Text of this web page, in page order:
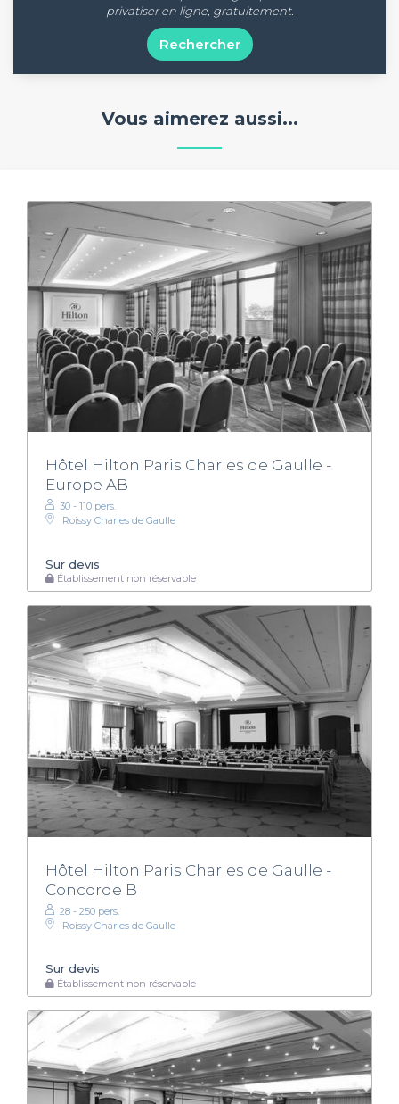
privatiser en ligne, gratuitement.
Rechercher
Vous aimerez aussi...
Hôtel Hilton Paris Charles de Gaulle -
Europe AB
30 - 110 pers.
Roissy Charles de Gaulle
Sur devis
Établissement non réservable
Hôtel Hilton Paris Charles de Gaulle -
Concorde B
28 - 250 pers.
Roissy Charles de Gaulle
Sur devis
Établissement non réservable